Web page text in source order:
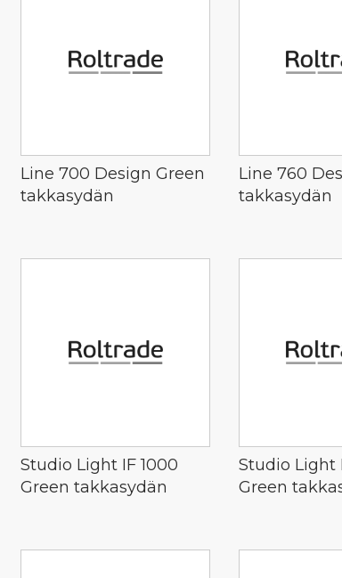
Line 700 Design Green
takkasydän
Line 760
takkasydän
Studio Light IF 1000
Green takkasydän
Studio Light
Green